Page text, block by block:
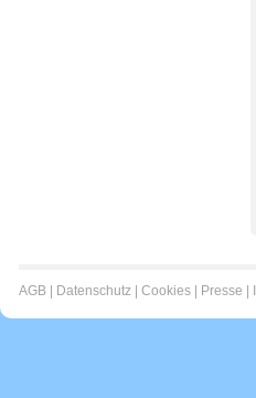
AGB Datenschutz Cookies Presse